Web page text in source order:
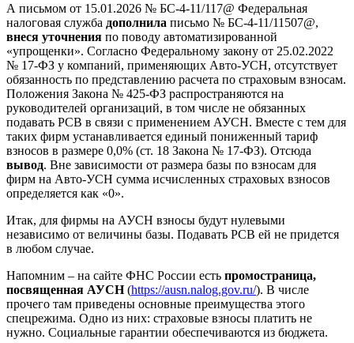
А письмом от 15.01.2026 № БС-4-11/117@ Федеральная
налоговая служба дополнила письмо № БС-4-11/11507@,
внеся уточнения по поводу автоматизированной
«упрощенки». Согласно Федеральному закону от 25.02.2022
№ 17-ФЗ у компаний, применяющих Авто-УСН, отсутствует
обязанность по представлению расчета по страховым взносам.
Положения Закона № 425-ФЗ распространяются на
руководителей организаций, в том числе не обязанных
подавать РСВ в связи с применением АУСН. Вместе с тем для
таких фирм устанавливается единый пониженный тариф
взносов в размере 0,0% (ст. 18 Закона № 17-ФЗ). Отсюда
вывод. Вне зависимости от размера базы по взносам для
фирм на Авто-УСН сумма исчисленных страховых взносов
определяется как «0».
Итак, для фирмы на АУСН взносы будут нулевыми
независимо от величины базы. Подавать РСВ ей не придется
в любом случае.
Напомним – на сайте ФНС России есть промостраница,
посвященная АУСН(https://ausn.nalog.gov.ru/). В числе
прочего там приведены основные преимущества этого
спецрежима. Одно из них: страховые взносы платить не
нужно. Социальные гарантии обеспечиваются из бюджета.